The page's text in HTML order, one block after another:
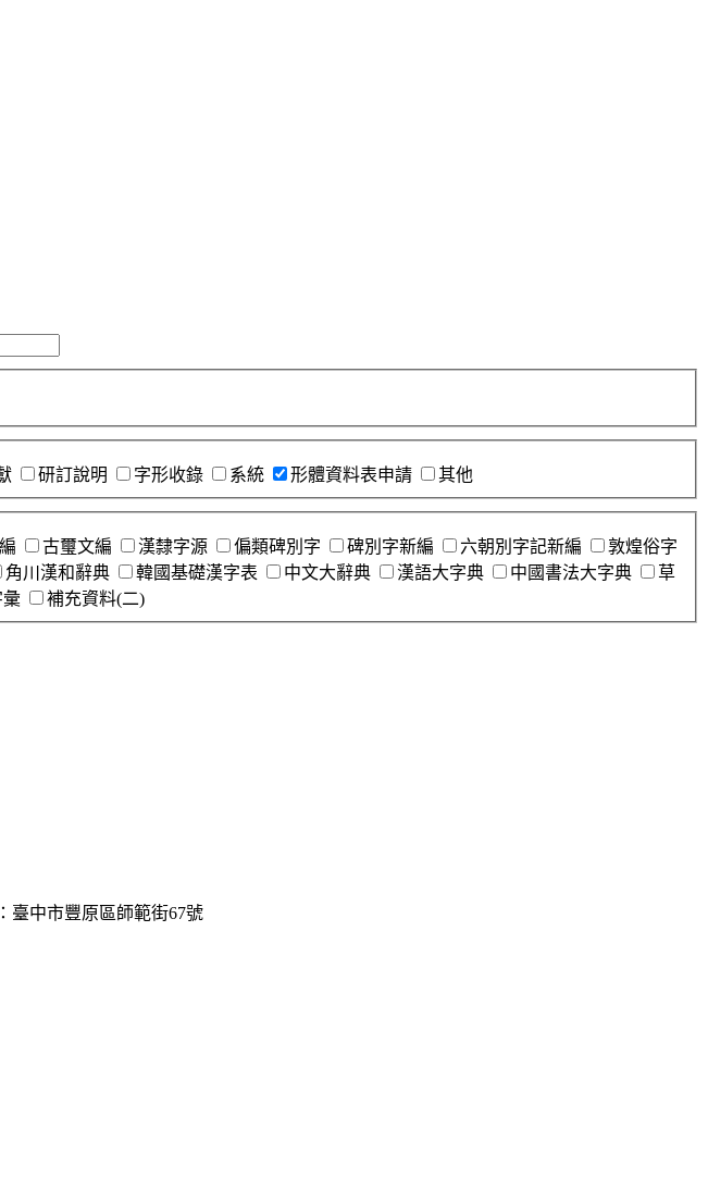
研訂說明 字形收錄 系統 形體資料表申請 其他
古璽文編 漢隸字源 偏類碑別字 碑別字新編 六朝別字記新編
敦煌俗字
角川漢和辭典 韓國基礎漢字表 中文大辭典 漢語大字典 中國書法大字典
草
彙 補充資料(二)
臺中市豐原區師範街67號